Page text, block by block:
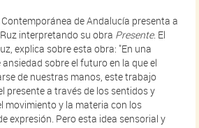
de Andalucía presenta a
interpretando su obra Presente. El
explica sobre esta obra: "En una
sobre el futuro en la que el
de nuestras manos, este trabajo
presente a través de los sentidos y
movimiento y la materia con los
expresión. Pero esta idea sensorial y